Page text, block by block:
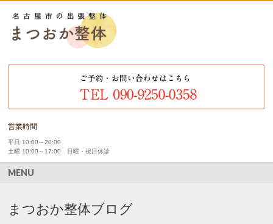
営業時間
平日 10:00～20:00
土曜 10:00～17:00 日曜・祝日休診
MENU
まつおか整体ブログ